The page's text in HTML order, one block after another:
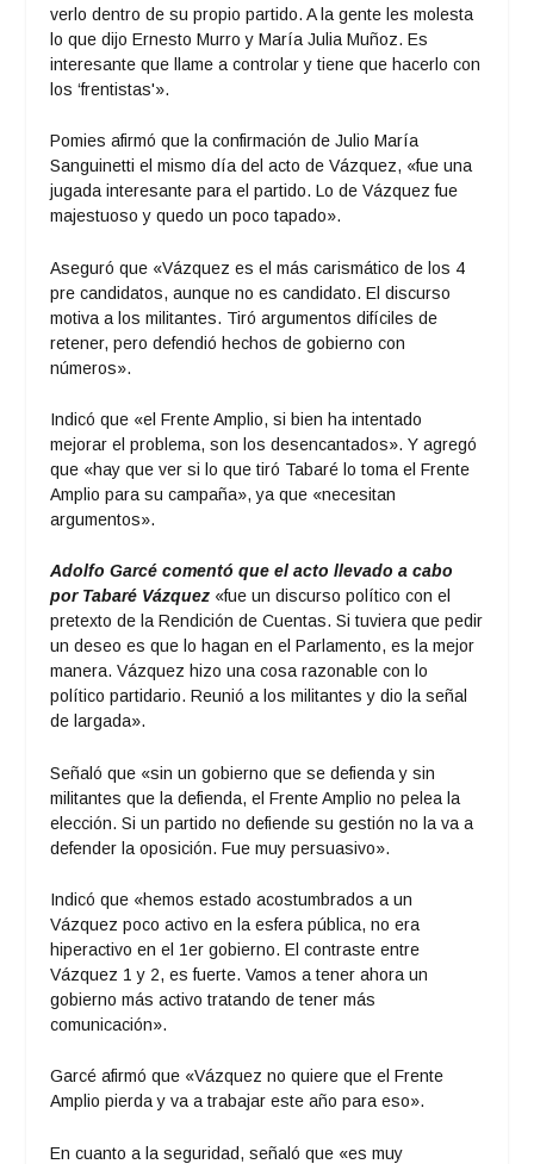
verlo dentro de su propio partido. A la gente les molesta
lo que dijo Ernesto Murro y María Julia Muñoz. Es
interesante que llame a controlar y tiene que hacerlo con
los ‘frentistas'».
Pomies afirmó que la confirmación de Julio María
Sanguinetti el mismo día del acto de Vázquez, «fue una
jugada interesante para el partido. Lo de Vázquez fue
majestuoso y quedo un poco tapado».
Aseguró que «Vázquez es el más carismático de los 4
pre candidatos, aunque no es candidato. El discurso
motiva a los militantes. Tiró argumentos difíciles de
retener, pero defendió hechos de gobierno con
números».
Indicó que «el Frente Amplio, si bien ha intentado
mejorar el problema, son los desencantados». Y agregó
que «hay que ver si lo que tiró Tabaré lo toma el Frente
Amplio para su campaña», ya que «necesitan
argumentos».
Adolfo Garcé comentó que el acto llevado a cabo
por Tabaré Vázquez «fue un discurso político con el
pretexto de la Rendición de Cuentas. Si tuviera que pedir
un deseo es que lo hagan en el Parlamento, es la mejor
manera. Vázquez hizo una cosa razonable con lo
político partidario. Reunió a los militantes y dio la señal
de largada».
Señaló que «sin un gobierno que se defienda y sin
militantes que la defienda, el Frente Amplio no pelea la
elección. Si un partido no defiende su gestión no la va a
defender la oposición. Fue muy persuasivo».
Indicó que «hemos estado acostumbrados a un
Vázquez poco activo en la esfera pública, no era
hiperactivo en el 1er gobierno. El contraste entre
Vázquez 1 y 2, es fuerte. Vamos a tener ahora un
gobierno más activo tratando de tener más
comunicación».
Garcé afirmó que «Vázquez no quiere que el Frente
Amplio pierda y va a trabajar este año para eso».
En cuanto a la seguridad, señaló que «es muy